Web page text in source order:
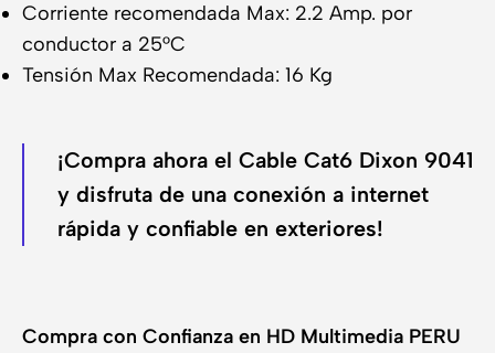
Corriente recomendada Max: 2.2 Amp. por
conductor a 25°C
Tensión Max Recomendada: 16 Kg
¡Compra ahora el Cable Cat6 Dixon 9041
y disfruta de una conexión a internet
rápida y confiable en exteriores!
Compra con Confianza en HD Multimedia PERU